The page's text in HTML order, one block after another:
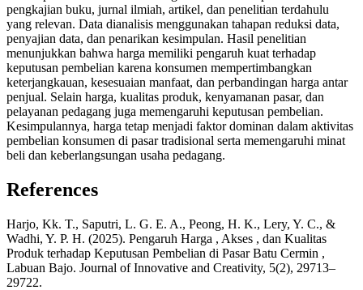
pengkajian buku, jurnal ilmiah, artikel, dan penelitian terdahulu
yang relevan. Data dianalisis menggunakan tahapan reduksi data,
penyajian data, dan penarikan kesimpulan. Hasil penelitian
menunjukkan bahwa harga memiliki pengaruh kuat terhadap
keputusan pembelian karena konsumen mempertimbangkan
keterjangkauan, kesesuaian manfaat, dan perbandingan harga antar
penjual. Selain harga, kualitas produk, kenyamanan pasar, dan
pelayanan pedagang juga memengaruhi keputusan pembelian.
Kesimpulannya, harga tetap menjadi faktor dominan dalam aktivitas
pembelian konsumen di pasar tradisional serta memengaruhi minat
beli dan keberlangsungan usaha pedagang.
References
Harjo, Kk. T., Saputri, L. G. E. A., Peong, H. K., Lery, Y. C., &
Wadhi, Y. P. H. (2025). Pengaruh Harga , Akses , dan Kualitas
Produk terhadap Keputusan Pembelian di Pasar Batu Cermin ,
Labuan Bajo. Journal of Innovative and Creativity, 5(2), 29713–
29722.